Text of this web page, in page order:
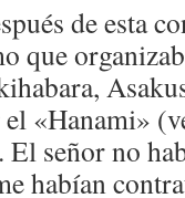
de esta
que
«Hanami»
señor no
habían